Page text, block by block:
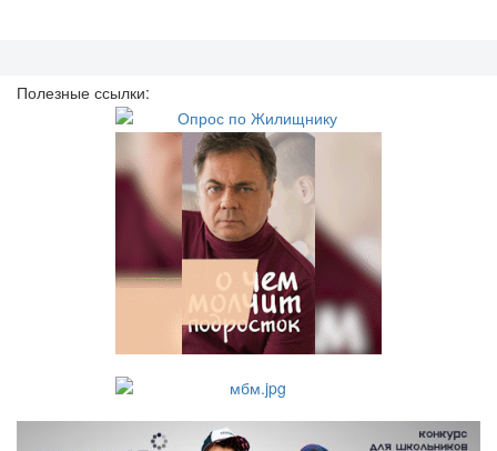
Полезные ссылки: